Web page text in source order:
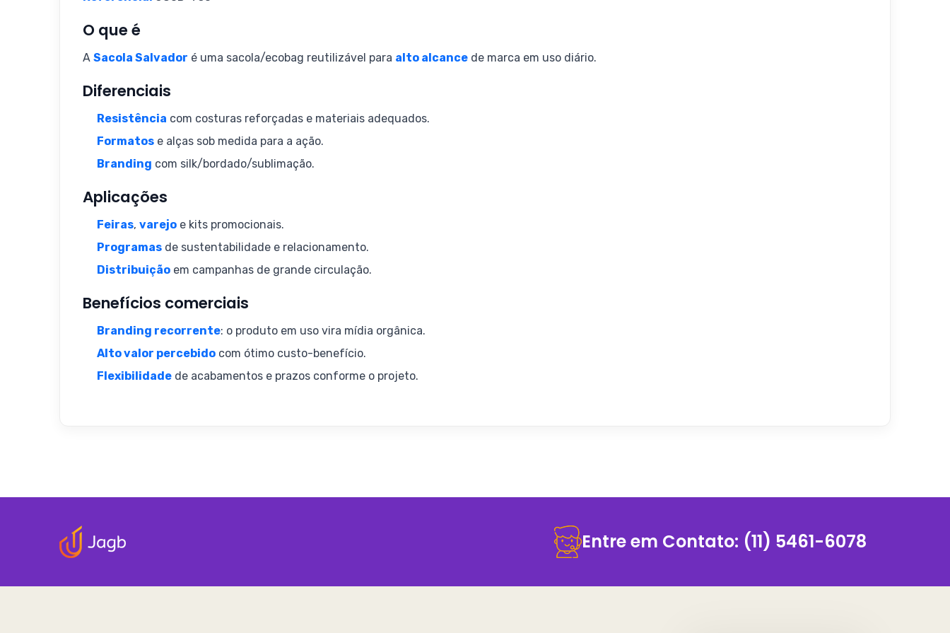
O que é
A Sacola Salvador é uma sacola/ecobag reutilizável para alto alcance de marca em uso diário.
Diferenciais
Resistência com costuras reforçadas e materiais adequados.
Formatos e alças sob medida para a ação.
Branding com silk/bordado/sublimação.
Aplicações
Feiras, varejo e kits promocionais.
Programas de sustentabilidade e relacionamento.
Distribuição em campanhas de grande circulação.
Benefícios comerciais
Branding recorrente: o produto em uso vira mídia orgânica.
Alto valor percebido com ótimo custo-benefício.
Flexibilidade de acabamentos e prazos conforme o projeto.
Entre em Contato: (11) 5461-6078